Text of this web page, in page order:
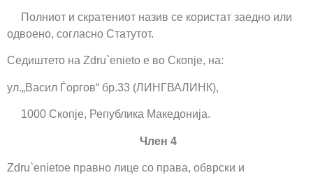
Полниот и скратениот назив се користат заедно или
одвоено, согласно Статутот.
Седиштето на Zdru`enieto е во Скопје, на:
ул.„Васил Ѓоргов“ бр.33 (ЛИНГВАЛИНК),
1000 Скопје, Република Македонија.
Член 4
Zdru`enietoе правно лице со права, обврски и